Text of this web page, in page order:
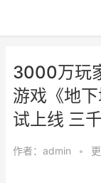
3000万玩
游戏《地
试上线 三
作者： admin •